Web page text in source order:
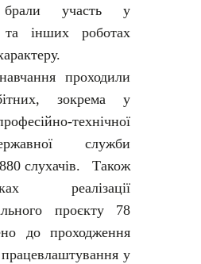
участь у
та інших роботах
проходили
зокрема у
технічної
служби
слухачів. Також
реалізації
проєкту 78
до проходження
у